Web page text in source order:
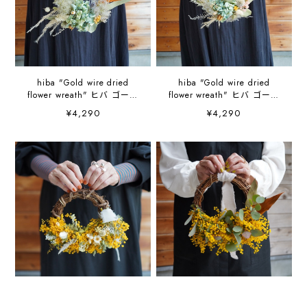
hiba "Gold wire dried
flower wreath" ヒバ ゴール
ドワイヤードライフラワー
リース
¥4,290
hiba "Gold wire dried
flower wreath" ヒバ ゴール
ドワイヤードライフラワー
リース
¥4,290